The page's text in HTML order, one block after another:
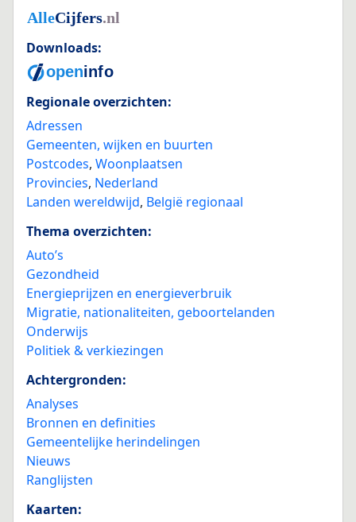
Downloads:
Regionale overzichten:
Adressen
Gemeenten, wijken en buurten
Postcodes, Woonplaatsen
Provincies, Nederland
Landen wereldwijd, België regionaal
Thema overzichten:
Auto’s
Gezondheid
Energieprijzen en energieverbruik
Migratie, nationaliteiten, geboortelanden
Onderwijs
Politiek & verkiezingen
Achtergronden:
Analyses
Bronnen en definities
Gemeentelijke herindelingen
Nieuws
Ranglijsten
Kaarten: